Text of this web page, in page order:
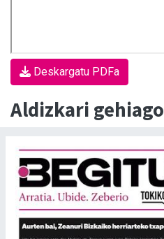
Deskargatu PDFa
Aldizkari gehiago